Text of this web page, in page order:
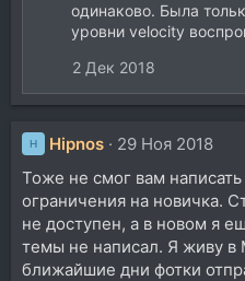
одинаково. Была
уровни velocity
2 Дек 2018
H Hipnos
29 Ноя 2018
Тоже не смог вам
ограничения на новичка.
не доступен, а в новом я
темы не написал. Я живу
ближайшие дни фотки